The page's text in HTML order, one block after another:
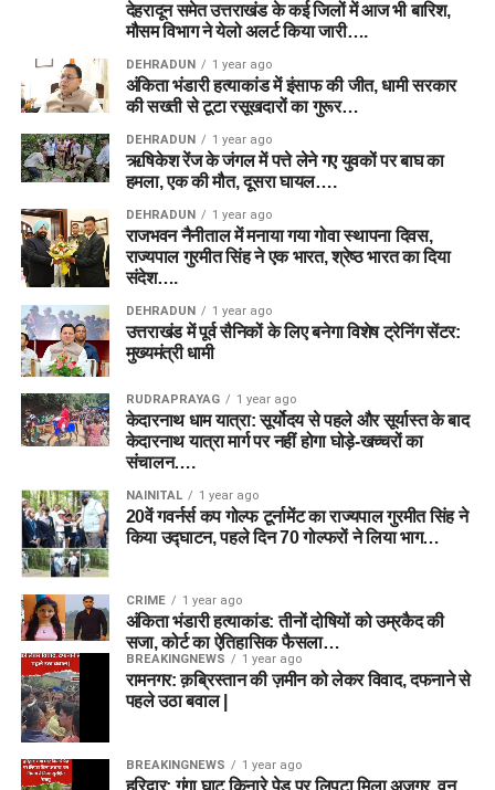
देहरादून समेत उत्तराखंड के कई जिलों में आज भी बारिश,
मौसम विभाग ने येलो अलर्ट किया जारी….
DEHRADUN 1 year ago
अंकिता भंडारी हत्याकांड में इंसाफ की जीत, धामी सरकार
की सख्ती से टूटा रसूखदारों का गुरूर…
DEHRADUN 1 year ago
ऋषिकेश रेंज के जंगल में पत्ते लेने गए युवकों पर बाघ का
हमला, एक की मौत, दूसरा घायल….
DEHRADUN 1 year ago
राजभवन नैनीताल में मनाया गया गोवा स्थापना दिवस,
राज्यपाल गुरमीत सिंह ने एक भारत, श्रेष्ठ भारत का दिया
संदेश….
DEHRADUN 1 year ago
उत्तराखंड में पूर्व सैनिकों के लिए बनेगा विशेष ट्रेनिंग सेंटर:
मुख्यमंत्री धामी
RUDRAPRAYAG 1 year ago
केदारनाथ धाम यात्रा: सूर्योदय से पहले और सूर्यास्त के बाद
केदारनाथ यात्रा मार्ग पर नहीं होगा घोड़े-खच्चरों का
संचालन….
NAINITAL 1 year ago
20वें गवर्नर्स कप गोल्फ टूर्नामेंट का राज्यपाल गुरमीत सिंह ने
किया उद्घाटन, पहले दिन 70 गोल्फरों ने लिया भाग…
CRIME 1 year ago
अंकिता भंडारी हत्याकांड: तीनों दोषियों को उम्रकैद की
सजा, कोर्ट का ऐतिहासिक फैसला…
BREAKINGNEWS 1 year ago
रामनगर: क़ब्रिस्तान की ज़मीन को लेकर विवाद, दफनाने से
पहले उठा बवाल |
BREAKINGNEWS 1 year ago
हरिद्वार: गंगा घाट किनारे पेड़ पर लिपटा मिला अजगर, वन